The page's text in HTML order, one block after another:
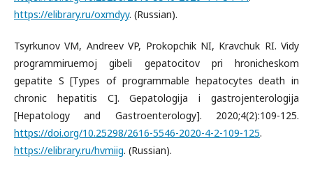
https://elibrary.ru/oxmdyy. (Russian).
Tsyrkunov VM, Andreev VP, Prokopchik NI, Kravchuk RI. Vidy
programmiruemoj gibeli gepatocitov pri hronicheskom
gepatite S [Types of programmable hepatocytes death in
chronic hepatitis С]. Gepatologija i gastrojenterologija
[Hepatology and Gastroenterology]. 2020;4(2):109-125.
https://doi.org/10.25298/2616-5546-2020-4-2-109-125.
https://elibrary.ru/hvmiig. (Russian).